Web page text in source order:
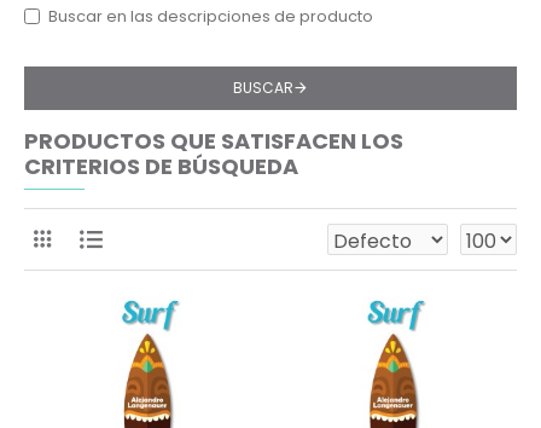
Buscar en las descripciones de producto
BUSCAR
PRODUCTOS QUE SATISFACEN LOS
CRITERIOS DE BÚSQUEDA